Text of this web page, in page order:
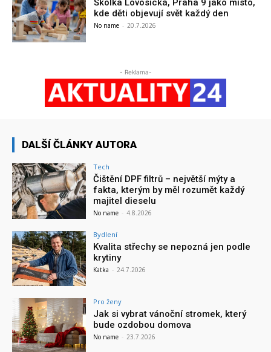
Školka Lovosická, Praha 9 jako místo,
kde děti objevují svět každý den
No name - 20.7.2026
- Reklama-
DALŠÍ ČLÁNKY AUTORA
Tech
Čištění DPF filtrů – největší mýty a
fakta, kterým by měl rozumět každý
majitel dieselu
No name - 4.8.2026
Bydlení
Kvalita střechy se nepozná jen podle
krytiny
Katka - 24.7.2026
Pro ženy
Jak si vybrat vánoční stromek, který
bude ozdobou domova
No name - 23.7.2026